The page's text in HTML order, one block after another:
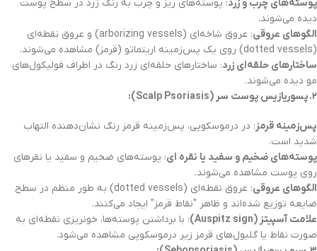
پوسته‌های چرب و زرد: پوسته‌های ریز و چرب به رنگ زرد در سطح پوست
دیده می‌شوند.
الگوهای عروقی
: عروق شاخه‌ای (arborizing vessels) و عروق نقطه‌ای
(dotted vessels) روی یک پس‌زمینه اریتماتو (قرمز) مشاهده می‌شوند.
ساختارهای حلقه‌ای زرد: ساختارهای حلقه‌ای زرد رنگ در اطراف فولیکول‌های
مو دیده می‌شوند.
۲.پسوریازیس پوست سر (Scalp Psoriasis):
پس‌زمینه قرمز: در درموسکوپی، پس‌زمینه قرمز رنگ نشان‌دهنده التهاب
شدید است.
پوسته‌های ضخیم و سفید یا نقره ای: پوسته‌های ضخیم و سفید یا نقرهای
روی پوست مشاهده می‌شوند.
الگوهای عروقی
: عروق نقطه‌ای (dotted vessels) به طور منظم در سطح
ضایعه توزیع شده‌اند و ظاهر "نقاط قرمز" ایجاد می‌کنند.
علامت آسپیتز (Auspitz sign)
: با برداشتن پوسته‌ها، خونریزی نقطه‌ای به
صورت نقاط یا گلبول‌های قرمز زیر درموسکوپی مشاهده می‌شود.